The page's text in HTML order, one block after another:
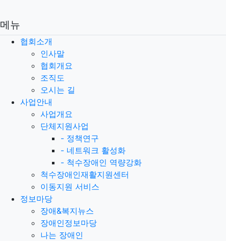
메뉴
협회소개
인사말
협회개요
조직도
오시는 길
사업안내
사업개요
단체지원사업
- 정책연구
- 네트워크 활성화
- 척수장애인 역량강화
척수장애인재활지원센터
이동지원 서비스
정보마당
장애&복지뉴스
장애인정보마당
나는 장애인